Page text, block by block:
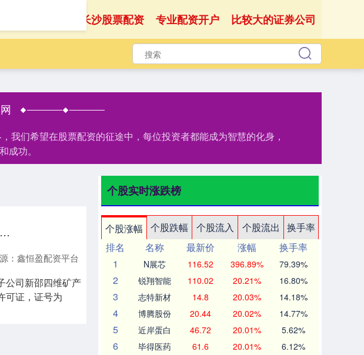
长沙股票配资 专业配资开户 比较大的证券公司
我们希望在股票配资的征途中，每位投资者都能成为智慧的化身，
成功。
沪深策略联盟 湖南黄金：控股子公司新邵四维取得采矿许可证
：鑫恒盈配资平台
公司新邵四维矿产
可证，证号为
个股实时涨跌榜
个股涨幅 个股跌幅 个股流入 个股流出
换手率
排名
名称 最新价 涨幅
换手率
1
N展芯 116.52 396.89% 79.39%
2 锐翔智能 110.02 20.21% 16.80%
3 志特新材 14.8 20.03% 14.18%
4 博腾股份 20.44 20.02% 14.77%
5 近岸蛋白 46.72 20.01% 5.62%
6 毕得医药 61.6 20.01% 6.12%